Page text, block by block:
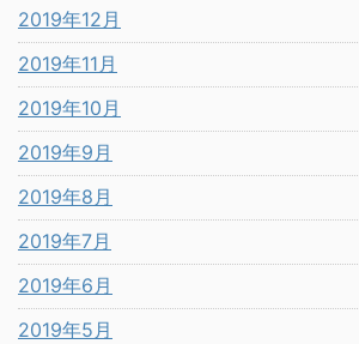
2019年12月
2019年11月
2019年10月
2019年9月
2019年8月
2019年7月
2019年6月
2019年5月